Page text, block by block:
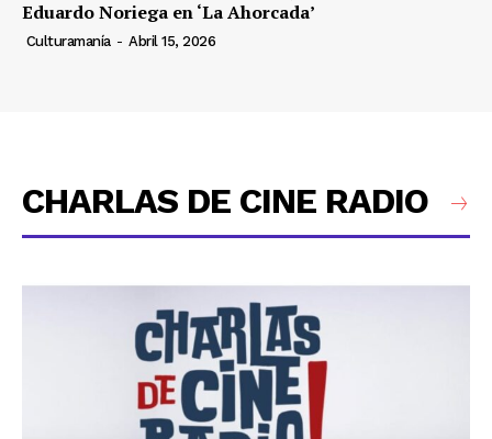
Eduardo Noriega en ‘La Ahorcada’
Culturamanía - Abril 15, 2026
CHARLAS DE CINE RADIO